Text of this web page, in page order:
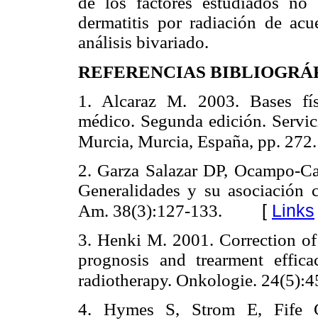
dermatitis por radiación de
análisis bivariado.
REFERENCIAS
1. Alcaraz M. 2003. Bases
médico. Segunda edición.
Murcia, Murcia, España, pp. 272.
2. Garza Salazar DP, Ocampo-
Generalidades y su
Am. 38(3):127-133. [ Links
3. Henki M. 2001. Correction of
prognosis and trearment
radiotherapy. Onkologie.
4. Hymes S, Strom E, Fife